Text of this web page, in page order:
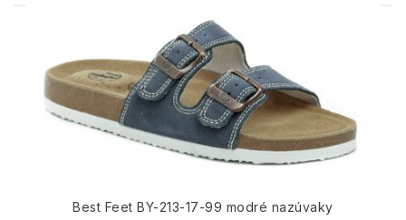
PODOBNÉ PRODUKTY
Best Feet BY-213-17-99 modré nazúvaky